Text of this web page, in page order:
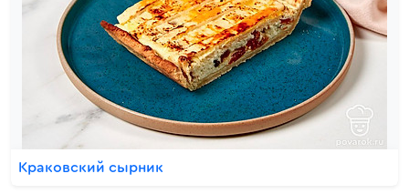
Краковский сырник